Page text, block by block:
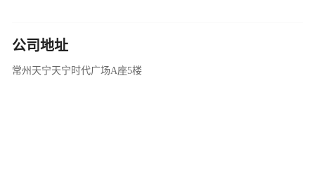
公司地址
常州天宁天宁时代广场A座5楼